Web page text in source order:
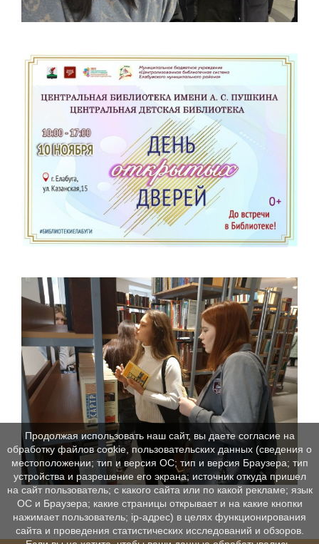
Продолжая использовать наш сайт, вы даете согласие на
обработку файлов cookie, пользовательских данных (сведения о
местоположении; тип и версия ОС; тип и версия Браузера; тип
устройства и разрешение его экрана; источник откуда пришел
на сайт пользователь; с какого сайта или по какой рекламе; язык
ОС и Браузера; какие страницы открывает и на какие кнопки
нажимает пользователь; ip-адрес) в целях функционирования
сайта и проведения статистических исследований и обзоров.